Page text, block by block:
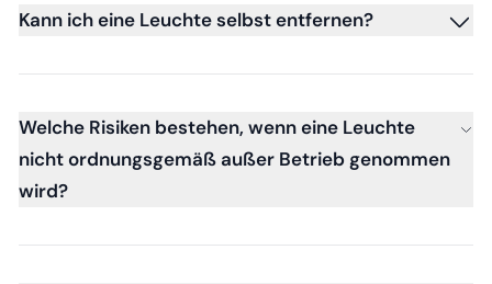
Kann ich eine Leuchte selbst entfernen?
Welche Risiken bestehen, wenn eine Leuchte
nicht ordnungsgemäß außer Betrieb genommen
wird?